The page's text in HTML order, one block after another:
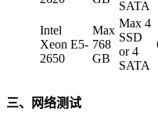
SATA
Intel
Xeon E5-
2650
Max
768
GB
Max 4
SSD
or 4
SATA
三、网络测试